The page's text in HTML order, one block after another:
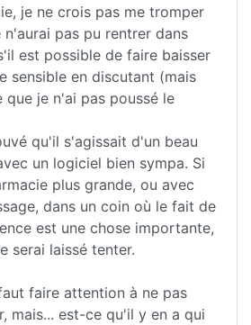
je ne crois pas me tromper
n'aurai pas pu rentrer dans
est possible de faire baisser
sensible en discutant (mais
que je n'ai pas poussé le
qu'il s'agissait d'un beau
un logiciel bien sympa. Si
plus grande, ou avec
dans un coin où le fait de
est une chose importante,
serai laissé tenter.
faire attention à ne pas
mais... est-ce qu'il y en a qui